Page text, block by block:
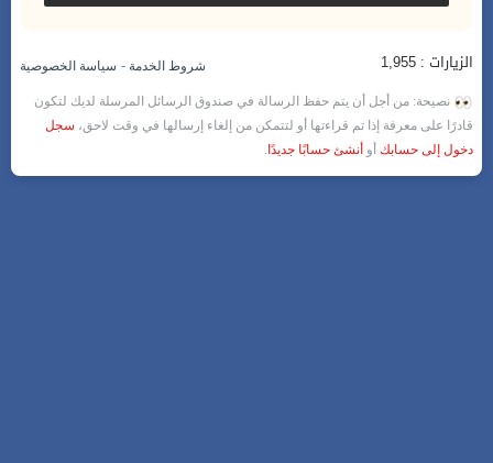
الزيارات : 1,955 شروط الخدمة - سياسة الخصوصية
نصيحة: من أجل أن يتم حفظ الرسالة في صندوق الرسائل المرسلة لديك لتكون
قادرًا على معرفة إذا تم قراءتها أو لتتمكن من إلغاء إرسالها في وقت لاحق، سجل
دخول إلى حسابك أو أنشئ حسابًا جديدًا .